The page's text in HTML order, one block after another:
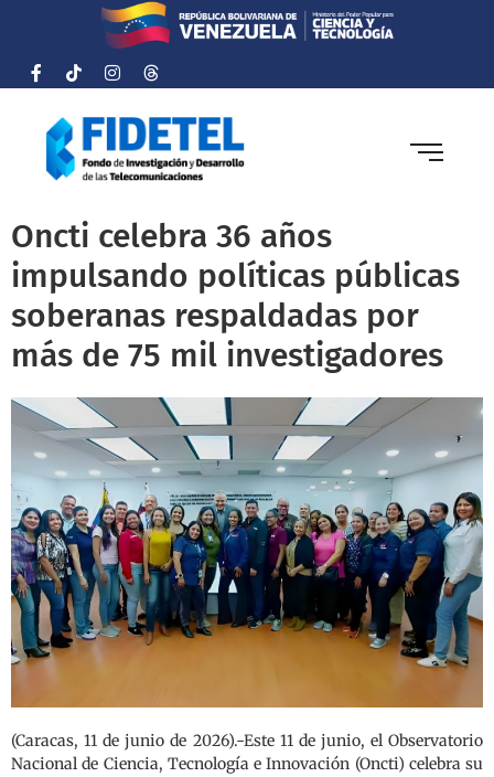
Oncti celebra 36 años
impulsando políticas públicas
soberanas respaldadas por
más de 75 mil investigadores
(Caracas, 11 de junio de 2026).-Este 11 de junio, el Observatorio
Nacional de Ciencia, Tecnología e Innovación (Oncti) celebra su